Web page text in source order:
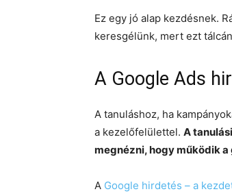
Ez egy jó alap kezdésnek.
keresgélünk, mert ezt
A Google Ads
A tanuláshoz, ha
a kezelőfelülettel. A
megnézni, hogy működik
A Google hirdetés – a